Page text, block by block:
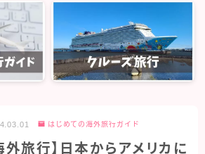
はじめての海外旅行ガイド
外旅行】日本からアメリカに